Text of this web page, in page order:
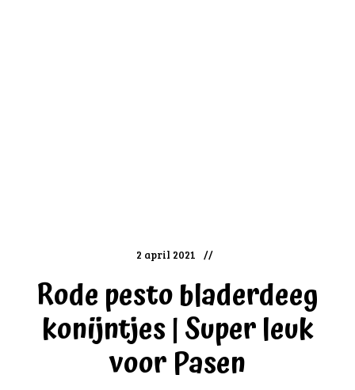
2 april 2021
Rode pesto bladerdeeg
konijntjes | Super leuk
voor Pasen